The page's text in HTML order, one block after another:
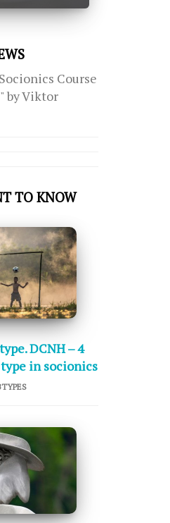
Course
by Viktor
TO KNOW
DCNH – 4
in socionics